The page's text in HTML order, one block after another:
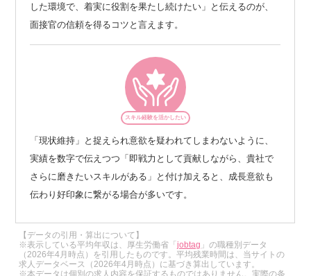
した環境で、着実に役割を果たし続けたい」と伝えるのが、
面接官の信頼を得るコツと言えます。
スキル経験を活かしたい
「現状維持」と捉えられ意欲を疑われてしまわないように、
実績を数字で伝えつつ「即戦力として貢献しながら、貴社で
さらに磨きたいスキルがある」と付け加えると、成長意欲も
伝わり好印象に繋がる場合が多いです。
【データの引用・算出について】
※表示している平均年収は、厚生労働省「jobtag 」の職種別データ
（2026年4月時点）を引用したものです。平均残業時間は、当サイトの
求人データベース（2026年4月時点）に基づき算出しています。
※本データは個別の求人内容を保証するものではありません。実際の条